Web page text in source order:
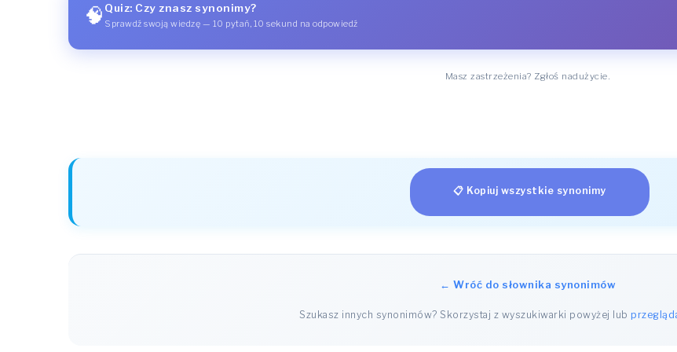
🧠 Quiz: Czy znasz synonimy?
Sprawdź swoją wiedzę — 10 pytań, 10 sekund na odpowiedź
Masz zastrzeżenia? Zgłoś nadużycie.
📋 Kopiuj wszystkie synonimy
← Wróć do słownika synonimów
Szukasz innych synonimów? Skorzystaj z wyszukiwarki powyżej lub